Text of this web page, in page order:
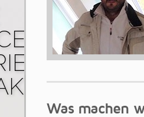
Was machen